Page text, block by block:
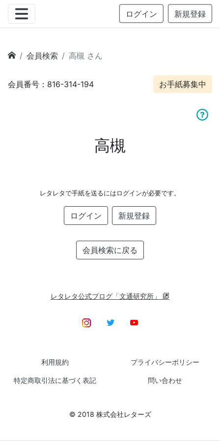
ログイン 新規登録
会員検索 高槻 さん
会員番号：816-314-194 お手紙募集中
高槻
レタレタで手紙を送るにはログインが必要です。
ログイン 新規登録
会員検索に戻る
レタレタ公式ブログ「文通研究所」
利用規約 プライバシーポリシー
特定商取引法に基づく表記 問い合わせ
© 2018 株式会社レターズ